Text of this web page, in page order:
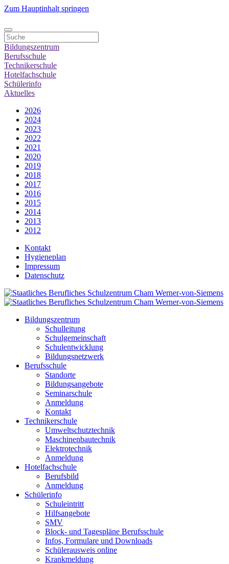
Zum Hauptinhalt springen
Bildungszentrum
Berufsschule
Technikerschule
Hotelfachschule
Schülerinfo
Aktuelles
2026
2024
2023
2022
2021
2020
2019
2018
2017
2016
2015
2014
2013
2012
Kontakt
Hygieneplan
Impressum
Datenschutz
Bildungszentrum
Schulleitung
Schulgemeinschaft
Schulentwicklung
Bildungsnetzwerk
Berufsschule
Standorte
Bildungsangebote
Seminarschule
Anmeldung
Kontakt
Technikerschule
Umweltschutztechnik
Maschinenbautechnik
Elektrotechnik
Anmeldung
Hotelfachschule
Berufsbild
Anmeldung
Schülerinfo
Schuleintritt
Hilfsangebote
SMV
Block- und Tagespläne Berufsschule
Infos, Formulare und Downloads
Schülerausweis online
Krankmeldung